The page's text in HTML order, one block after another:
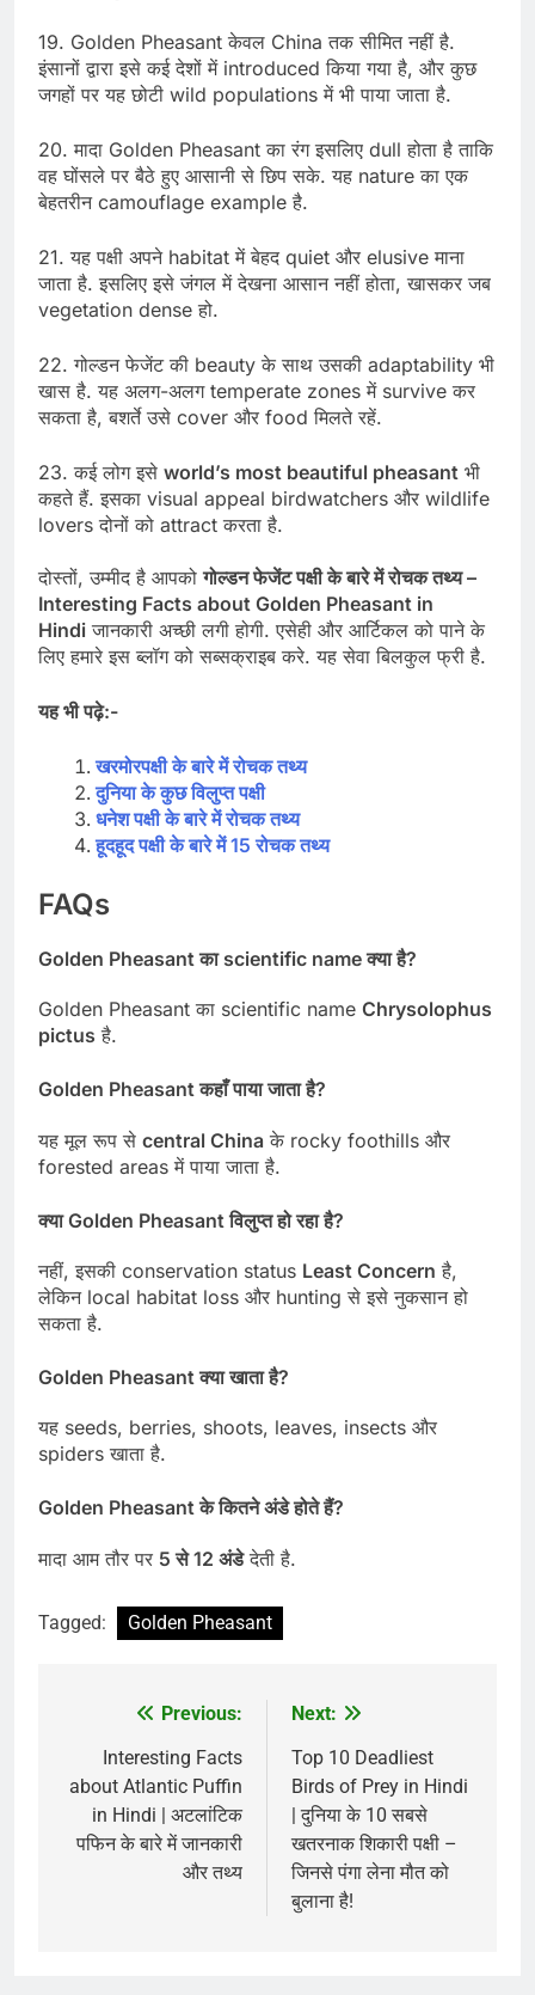
19. Golden Pheasant केवल China तक सीमित नहीं है.
इंसानों द्वारा इसे कई देशों में introduced किया गया है, और कुछ
जगहों पर यह छोटी wild populations में भी पाया जाता है.
20. मादा Golden Pheasant का रंग इसलिए dull होता है ताकि
वह घोंसले पर बैठे हुए आसानी से छिप सके. यह nature का एक
बेहतरीन camouflage example है.
21. यह पक्षी अपने habitat में बेहद quiet और elusive माना
जाता है. इसलिए इसे जंगल में देखना आसान नहीं होता, खासकर जब
vegetation dense हो.
22. गोल्डन फेजेंट की beauty के साथ उसकी adaptability भी
खास है. यह अलग-अलग temperate zones में survive कर
सकता है, बशर्ते उसे cover और food मिलते रहें.
23. कई लोग इसे world’s most beautiful pheasant भी
कहते हैं. इसका visual appeal birdwatchers और wildlife
lovers दोनों को attract करता है.
दोस्तों, उम्मीद है आपकोगोल्डन फेजेंट पक्षी के बारे में रोचक तथ्य –
Interesting Facts about Golden Pheasant in
Hindi जानकारी अच्छी लगी होगी. एसेही और आर्टिकल को पाने के
लिए हमारे इस ब्लॉग को सब्सक्राइब करे. यह सेवा बिलकुल फ्री है.
यह भी पढ़े:-
खरमोरपक्षी के बारे में रोचक तथ्य
दुनिया के कुछ विलुप्त पक्षी
धनेश पक्षी के बारे में रोचक तथ्य
हूदहूद पक्षी के बारे में 15 रोचक तथ्य
FAQs
Golden Pheasant का scientific name क्या है?
Golden Pheasant का scientific name Chrysolophus
pictus है.
Golden Pheasant कहाँ पाया जाता है?
यह मूल रूप से central China के rocky foothills और
forested areas में पाया जाता है.
क्या Golden Pheasant विलुप्त हो रहा है?
नहीं, इसकी conservation status Least Concern है,
लेकिन local habitat loss और hunting से इसे नुकसान हो
सकता है.
Golden Pheasant क्या खाता है?
यह seeds, berries, shoots, leaves, insects और
spiders खाता है.
Golden Pheasant के कितने अंडे होते हैं?
मादा आम तौर पर 5 से 12 अंडेदेती है.
Tagged: Golden Pheasant
navigation
Previous:
Interesting Facts
about Atlantic Puffin
in Hindi | अटलांटिक
पफिन के बारे में जानकारी
और तथ्य
Next:
Top 10 Deadliest
Birds of Prey in Hindi
| दुनिया के 10 सबसे
खतरनाक शिकारी पक्षी –
जिनसे पंगा लेना मौत को
बुलाना है!